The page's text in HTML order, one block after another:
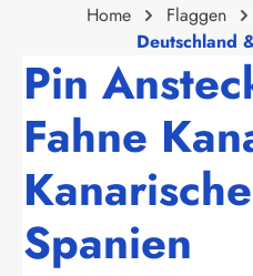
Home Flaggen
Deutschland
Pin
Fahne
Spanien